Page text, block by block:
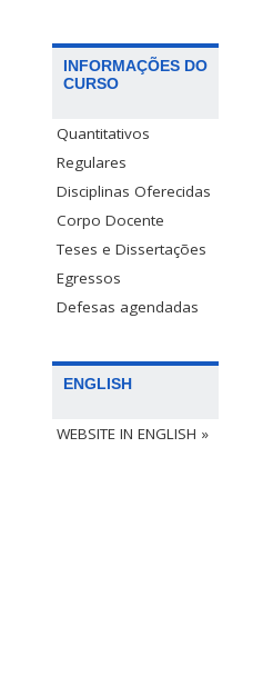
INFORMAÇÕES DO
CURSO
Quantitativos
Regulares
Disciplinas Oferecidas
Corpo Docente
Teses e Dissertações
Egressos
Defesas agendadas
ENGLISH
WEBSITE IN ENGLISH »